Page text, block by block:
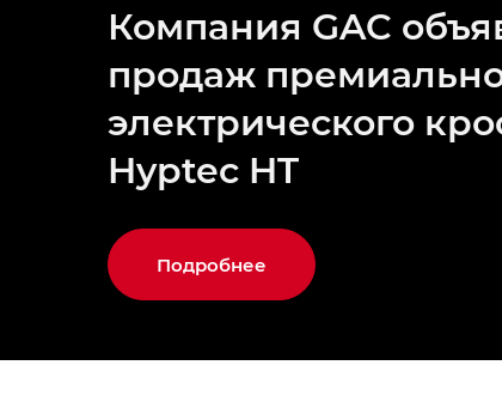
Компания GAC
продаж
электрического
Hyptec HT
Подробнее